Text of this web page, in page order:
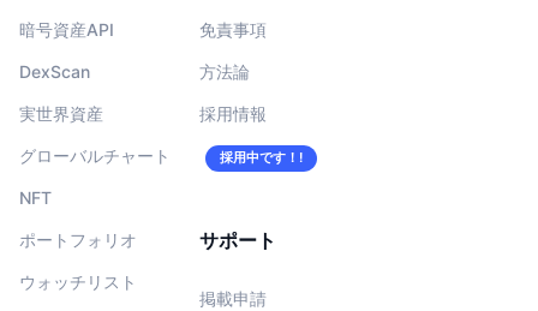
暗号資産API
DexScan
実世界資産
グローバルチャート
NFT
ポートフォリオ
ウォッチリスト
免責事項
方法論
採用情報
採用中です！!
サポート
掲載申請